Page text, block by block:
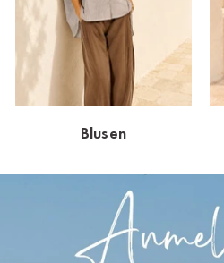
HH-Hanseviertel
HH-Wandsbek
Hannover
Innsbruck
Kiel-CittiPark
Leipzig
Blusen